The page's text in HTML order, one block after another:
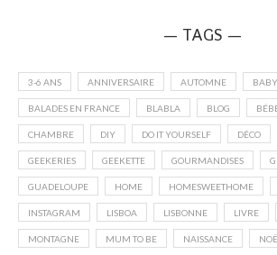
— TAGS —
3-6 ANS ANNIVERSAIRE AUTOMNE BABY
BALADES EN FRANCE BLABLA BLOG
CHAMBRE DIY DO IT YOURSELF DÉCO
GEEKERIES GEEKETTE GOURMANDISES
GUADELOUPE HOME HOMESWEETHOME
INSTAGRAM LISBOA LISBONNE LIVRE
MONTAGNE MUM TO BE NAISSANCE